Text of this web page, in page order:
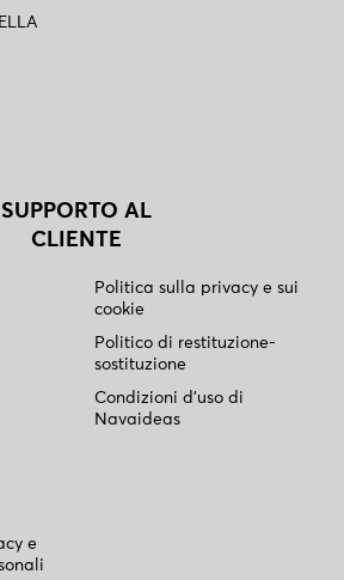
SUPPORTO AL
CLIENTE
e
Politica sulla privacy e sui
cookie
Politico di restituzione-
sostituzione
Condizioni d'uso di
Navaideas